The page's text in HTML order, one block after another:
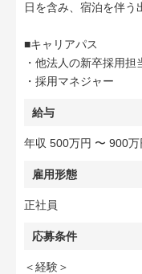
日を含み、宿泊を伴う
■キャリアパス
・他法人の新卒採用担
・採用マネジャー
給与
年収 500万円 〜 900万
雇用形態
正社員
応募条件
＜経験＞